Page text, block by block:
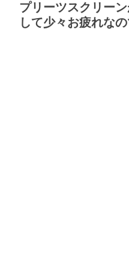
プリーツスクリー
して少々お疲れな